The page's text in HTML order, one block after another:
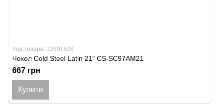
Код товара: 12601529
Чохол Cold Steel Latin 21" CS-SC97AM21
667 грн
Купити